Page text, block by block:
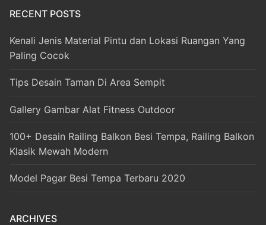
RECENT POSTS
Kenali Jenis Material Pintu dan Lokasi Ruangan Yang
Paling Cocok
Tips Desain Taman Di Area Sempit
Gallery Gambar Alat Fitness Outdoor
100+ Desain Railing Balkon Besi Tempa, Railing Balkon
Klasik Mewah Modern
Model Pagar Besi Tempa Terbaru 2020
ARCHIVES